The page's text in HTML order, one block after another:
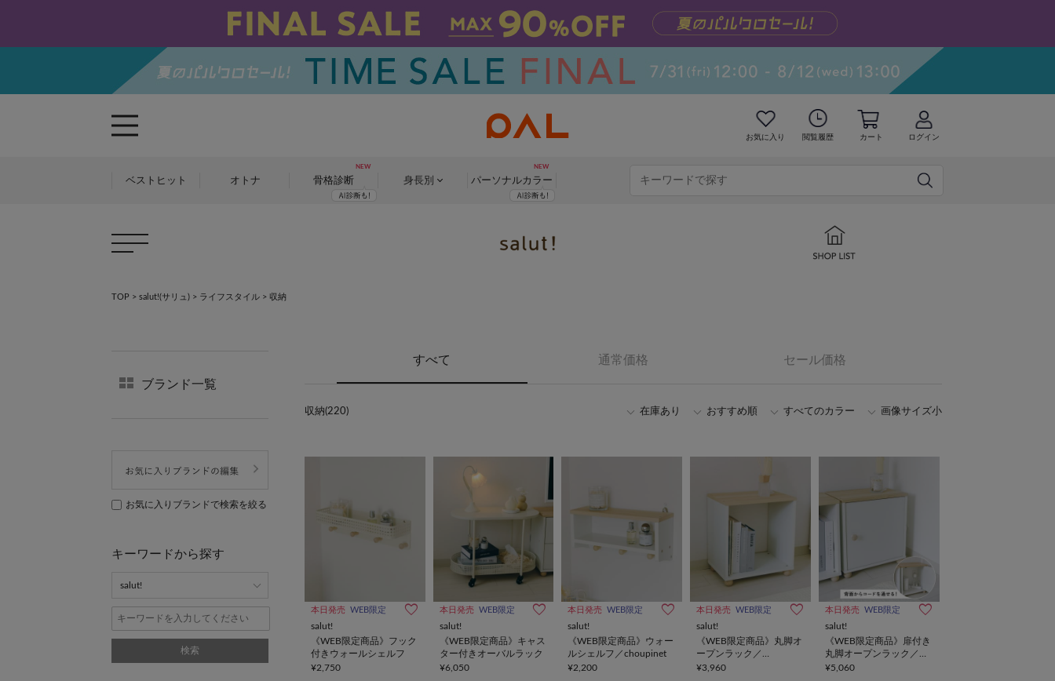
お気に入り 閲覧履歴 カート ログイン
ベストヒット オトナ 骨格診断 身長別 パーソナルカラー
TOP > salut!(サリュ) > ライフスタイル > 収納
すべて 通常価格 セール価格
収納(220) 在庫あり おすすめ順 すべてのカラー 画像サイズ小
本日発売 WEB限定
salut!
《WEB限定商品》フック
付きウォールシェルフ
¥2,750
本日発売 WEB限定
salut!
《WEB限定商品》キャス
ター付きオーバルラック
¥6,050
本日発売 WEB限定
salut!
《WEB限定商品》ウォー
ルシェルフ／choupinet
¥2,200
本日発売 WEB限定
salut!
《WEB限定商品》丸脚オ
ープンラック／
choupinet
¥3,960
本日発売 WEB限定
salut!
《WEB限定商品》扉付き
丸脚オープンラック／
choupinet
¥5,060
ブランド一覧
お気に入りブランドで検索を絞る
キーワードから探す
検索